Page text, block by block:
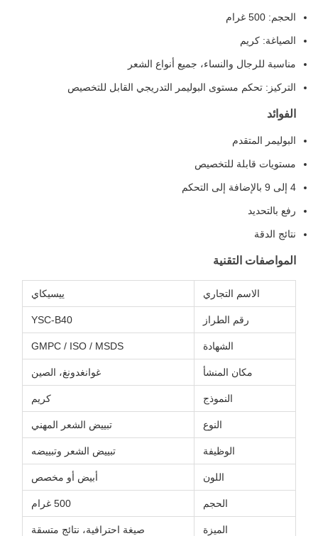
الحجم: 500 غرام
الصياغة: كريم
مناسبة للرجال والنساء، جميع أنواع الشعر
التركيز: تحكم مستوى البوليمر التدريجي القابل للتخصيص
الفوائد
البوليمر المتقدم
مستويات قابلة للتخصيص
4 إلى 9 بالإضافة إلى التحكم
رفع بالتحديد
نتائج الدقة
المواصفات التقنية
الاسم التجاري ييسيكاي
رقم الطراز YSC-B40
الشهادة GMPC / ISO / MSDS
مكان المنشأ غوانغدونغ، الصين
النموذج كريم
النوع تبييض الشعر المهني
الوظيفة تبييض الشعر وتبييضه
اللون أبيض أو مخصص
الحجم 500 غرام
الميزة صيغة احترافية، نتائج متسقة